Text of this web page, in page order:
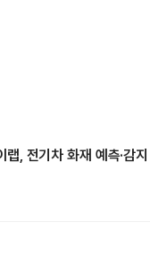
랩, 전기차 화재 예측·감